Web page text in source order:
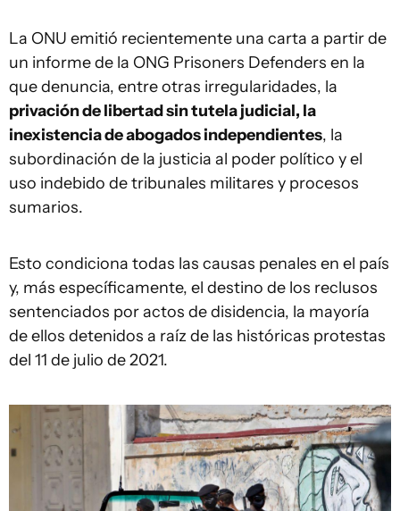
La ONU emitió recientemente una carta a partir de
un informe de la ONG Prisoners Defenders en la
que denuncia, entre otras irregularidades, la
privación de libertad sin tutela judicial, la
inexistencia de abogados independientes, la
subordinación de la justicia al poder político y el
uso indebido de tribunales militares y procesos
sumarios.
Esto condiciona todas las causas penales en el país
y, más específicamente, el destino de los reclusos
sentenciados por actos de disidencia, la mayoría
de ellos detenidos a raíz de las históricas protestas
del 11 de julio de 2021.